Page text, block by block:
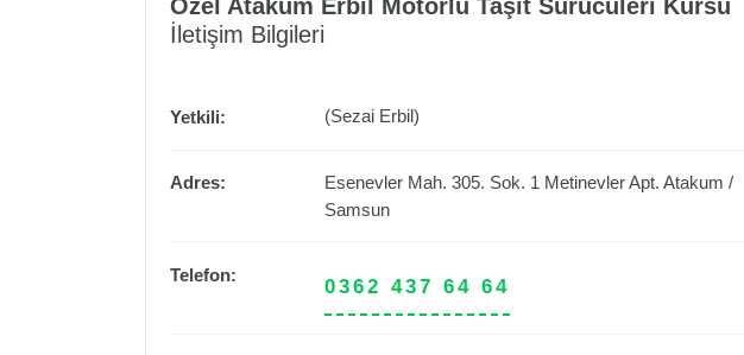
Özel Atakum Erbil Motorlu Taşıt Sürücüleri Kursu
İletişim Bilgileri
Yetkili: (Sezai Erbil)
Adres: Esenevler Mah. 305. Sok. 1 Metinevler Apt. Atakum /
Samsun
Telefon:
0362 437 64 64